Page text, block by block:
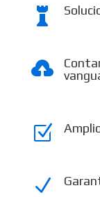


Z
N